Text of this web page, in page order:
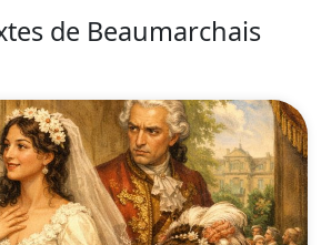
de Beaumarchais